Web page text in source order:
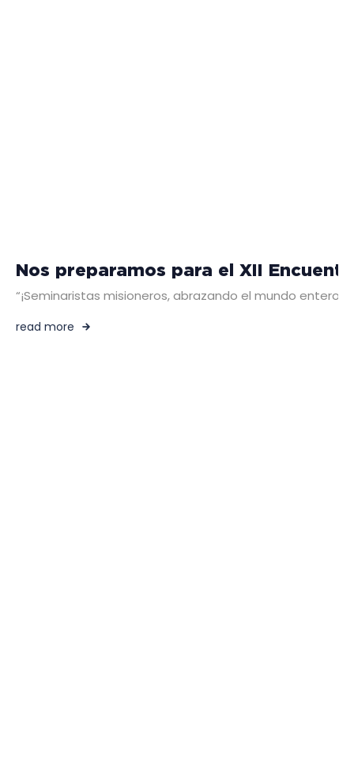
Nos preparamos para el XII
“¡Seminaristas misioneros, abrazando el mundo
read more